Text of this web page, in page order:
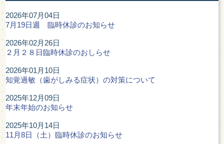
2026年07月04日
7月19日週 臨時休診のお知らせ
2026年02月26日
２月２８日臨時休診のおしらせ
2026年01月10日
知覚過敏（歯がしみる症状）の対策について
2025年12月09日
年末年始のお知らせ
2025年10月14日
11月8日（土）臨時休診のお知らせ